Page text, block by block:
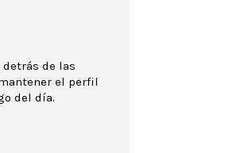
de las
el perfil
del día.